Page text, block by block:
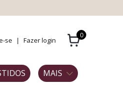
se | Fazer login
0
MAIS